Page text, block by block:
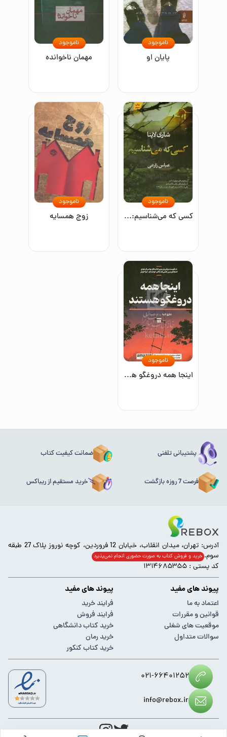
پایان او
ناموجود
مهمان ناخوانده
ناموجود
کسی که می‌شناسیم: همه ما چیزی را پنهان می‌کنیم
ناموجود
زوج همسایه
ناموجود
اینجا همه دروغگو هستند
ناموجود
پشتیبانی تلفنی ضمانت کیفیت کتاب
فرصت 7 روزه بازگشت خرید مستقیم از ریباکس
آدرس: تهران، میدان انقلاب، خیابان 12 فروردین، کوچه نوروز پلاک 27 طبقه
سوم. خرید و فروش کتاب به صورت حضوری انجام‌ نمی‌پذیرد
کد پستی : ۱۳۱۴۶۸۵۳۵۵
پیوند های مفید
اعتماد به ما
قوانین و مقررات
موقعیت های شغلی
سوالات متداول
پیوند های مفید
فرایند خرید
فرایند فروش
خرید کتاب دانشگاهی
خرید رمان
خرید کتاب کنکور
۰۲۱-۶۶۴۰۱۲۵۲
info@rebox.ir